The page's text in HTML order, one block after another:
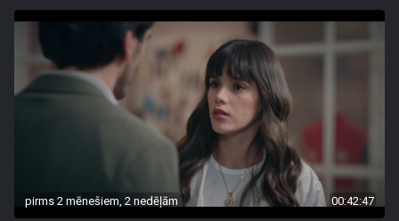
pirms 2 mēnešiem, 2 nedēļām 00:42:47